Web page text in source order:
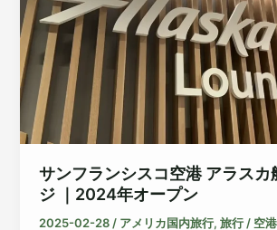
サンフランシスコ空港 アラスカ
ジ ｜2024年オープン
2025-02-28 / アメリカ国内旅行, 旅行/ 空